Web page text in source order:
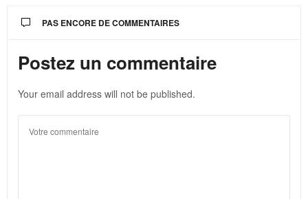
PAS ENCORE DE COMMENTAIRES
Postez un commentaire
Your email address will not be published.